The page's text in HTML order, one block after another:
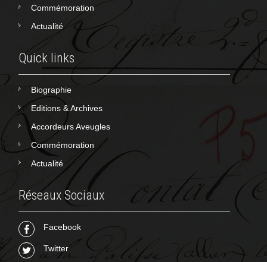
Commémoration
Actualité
Quick links
Biographie
Editions & Archives
Accordeurs Aveugles
Commémoration
Actualité
Réseaux Sociaux
Facebook
Twitter